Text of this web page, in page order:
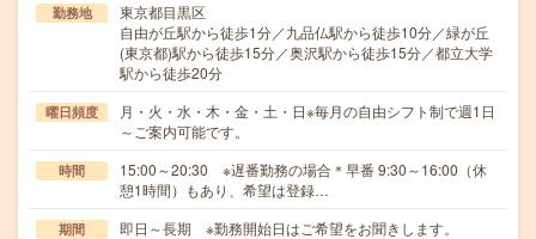
勤務地
東京都目黒区
自由が丘駅から徒歩1分／九品仏駅から徒歩10分／緑が丘
(東京都)駅から徒歩15分／奥沢駅から徒歩15分／都立大学
駅から徒歩20分
曜日頻度
月・火・水・木・金・土・日※毎月の自由シフト制で週1日
～ご案内可能です。
時間
15:00～20:30 ※遅番勤務の場合＊早番 9:30～16:00（休
憩1時間）もあり、希望は登録…
期間 即日～長期 ※勤務開始日はご希望をお聞きします。